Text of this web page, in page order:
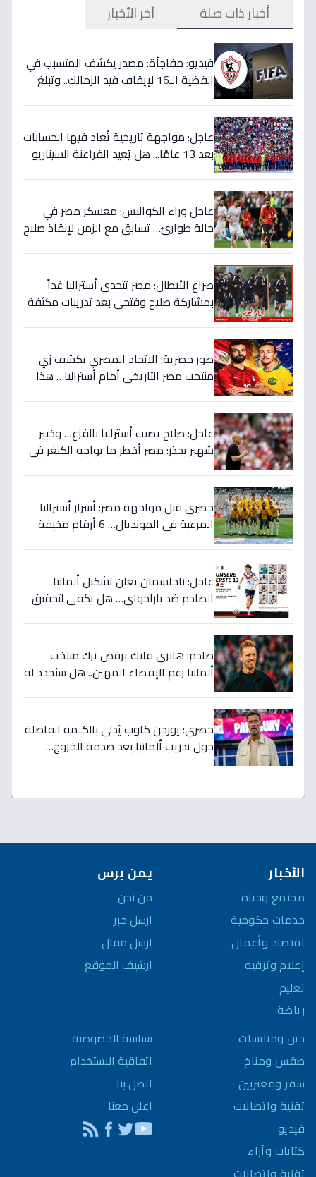
أخبار ذات صلة آخر الأخبار
فيديو: مفاجأة: مصدر يكشف المتسبب في
القضية الـ16 لإيقاف قيد الزمالك.. وتبلغ
عاجل: مواجهة تاريخية تُعاد فيها الحسابات
بعد 13 عامًا... هل يُعيد الفراعنة السيناريو
عاجل وراء الكواليس: معسكر مصر في
حالة طوارئ… تسابق مع الزمن لإنقاذ صلاح
صراع الأبطال: مصر تتحدى أستراليا غداً
بمشاركة صلاح وفتحي بعد تدريبات مكثفة
صور حصرية: الاتحاد المصري يكشف زي
منتخب مصر التاريخي أمام أستراليا… هذا
عاجل: صلاح يصيب أستراليا بالفزع… وخبير
شهير يحذر: مصر أخطر ما يواجه الكنغر في
حصري قبل مواجهة مصر: أسرار أستراليا
المرعبة في المونديال… 6 أرقام مخيفة
عاجل: ناجلسمان يعلن تشكيل ألمانيا
الصادم ضد باراجواي… هل يكفي لتحقيق
صادم: هانزي فليك يرفض ترك منتخب
ألمانيا رغم الإقصاء المهين.. هل سيُجدد له
حصري: يورجن كلوب يُدلي بالكلمة الفاصلة
حول تدريب ألمانيا بعد صدمة الخروج…
الأخبار
مجتمع وحياة
خدمات حكومية
اقتصاد وأعمال
إعلام وترفيه
تعليم
رياضة
دين ومناسبات
طقس ومناخ
سفر ومغتربين
تقنية واتصالات
فيديو
كتابات وآراء
يمن برس
من نحن
ارسل خبر
ارسل مقال
ارشيف الموقع
سياسة الخصوصية
اتفاقية الاستخدام
اتصل بنا
اعلن معنا